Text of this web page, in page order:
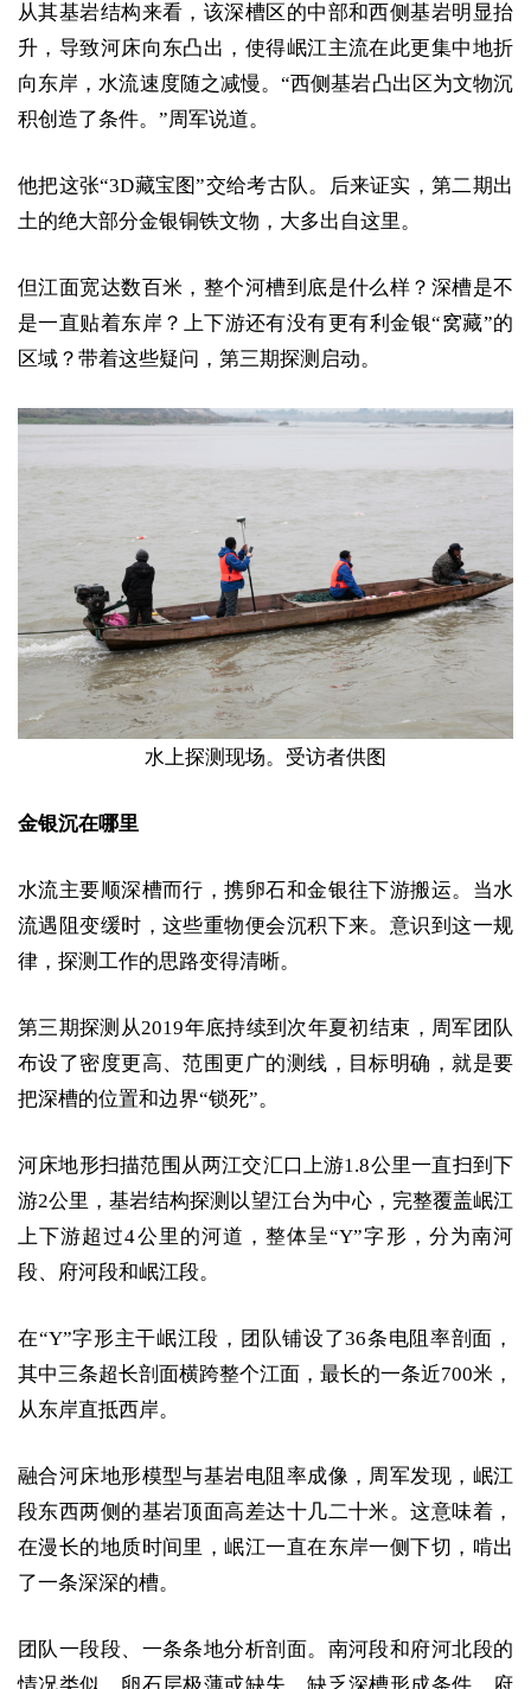
从其基岩结构来看，该深槽区的中部和西侧基岩明显抬
升，导致河床向东凸出，使得岷江主流在此更集中地折
向东岸，水流速度随之减慢。“西侧基岩凸出区为文物沉
积创造了条件。”周军说道。
他把这张“3D藏宝图”交给考古队。后来证实，第二期出
土的绝大部分金银铜铁文物，大多出自这里。
但江面宽达数百米，整个河槽到底是什么样？深槽是不
是一直贴着东岸？上下游还有没有更有利金银“窝藏”的
区域？带着这些疑问，第三期探测启动。
水上探测现场。受访者供图
金银沉在哪里
水流主要顺深槽而行，携卵石和金银往下游搬运。当水
流遇阻变缓时，这些重物便会沉积下来。意识到这一规
律，探测工作的思路变得清晰。
第三期探测从2019年底持续到次年夏初结束，周军团队
布设了密度更高、范围更广的测线，目标明确，就是要
把深槽的位置和边界“锁死”。
河床地形扫描范围从两江交汇口上游1.8公里一直扫到下
游2公里，基岩结构探测以望江台为中心，完整覆盖岷江
上下游超过4公里的河道，整体呈“Y”字形，分为南河
段、府河段和岷江段。
在“Y”字形主干岷江段，团队铺设了36条电阻率剖面，
其中三条超长剖面横跨整个江面，最长的一条近700米，
从东岸直抵西岸。
融合河床地形模型与基岩电阻率成像，周军发现，岷江
段东西两侧的基岩顶面高差达十几二十米。这意味着，
在漫长的地质时间里，岷江一直在东岸一侧下切，啃出
了一条深深的槽。
团队一段段、一条条地分析剖面。南河段和府河北段的